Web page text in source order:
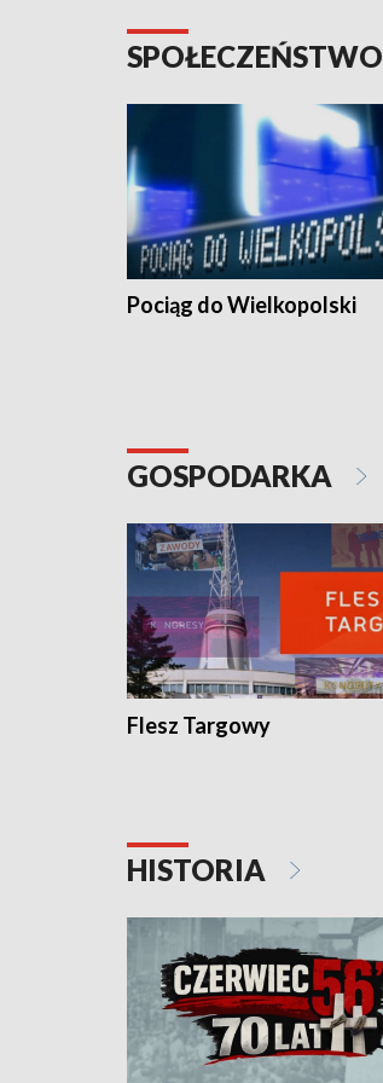
SPOŁECZEŃSTWO
Pociąg do Wielkopolski
GOSPODARKA
Flesz Targowy
HISTORIA